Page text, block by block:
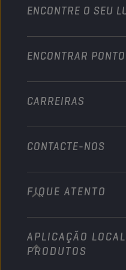
Motociclo & Veículo
Indústria
Náutico
Pesados
ENCONTRE O SEU
ENCONTRAR
CARREIRAS
CONTACTE-NOS
+32 3 870 00 20
Georges Gilliotstraat,
Belgium
FIQUE ATENTO
APLICAÇÃO
PRODUTOS